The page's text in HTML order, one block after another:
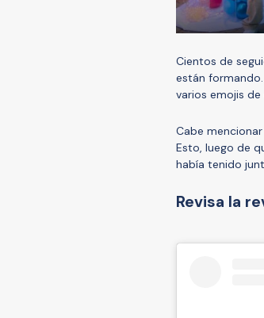
Cientos de
están
varios emojis de
Cabe
Esto, luego de
había tenido
Revisa la